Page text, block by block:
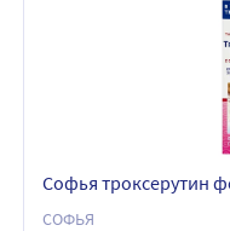
Софья троксерутин
СОФЬЯ